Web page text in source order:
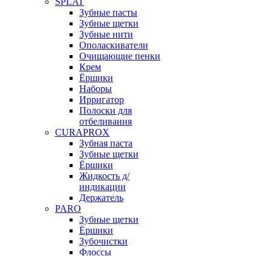
Зубные пасты
Зубные щетки
Зубные нити
Ополаскиватели
Очищающие пенки
Крем
Ёршики
Наборы
Ирригатор
Полоски для
отбеливания
CURAPROX
Зубная паста
Зубные щетки
Ёршики
Жидкость д/
индикации
Держатель
PARO
Зубные щетки
Ёршики
Зубочистки
Флоссы